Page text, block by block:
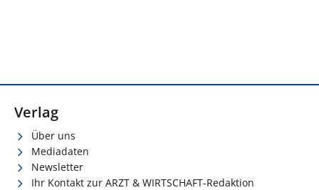
Verlag
Über uns
Mediadaten
Newsletter
Ihr Kontakt zur ARZT & WIRTSCHAFT-Redaktion